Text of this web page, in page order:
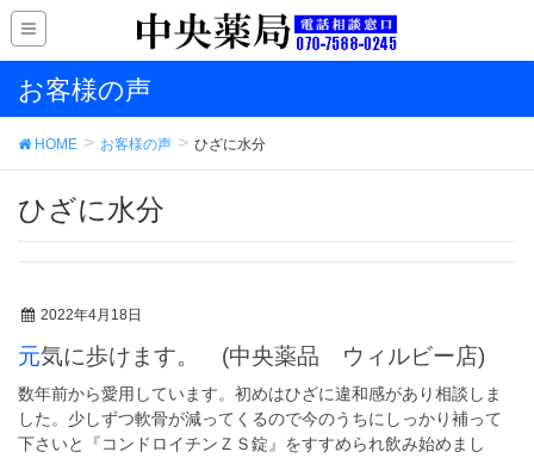
お客様の声
HOME お客様の声 ひざに水分
ひざに水分
2022年4月18日
元気に歩けます。 (中央薬品 ウィルビー店)
数年前から愛用しています。初めはひざに違和感があり相談しま
した。少しずつ軟骨が減ってくるので今のうちにしっかり補って
下さいと『コンドロイチンＺＳ錠』をすすめられ飲み始めまし